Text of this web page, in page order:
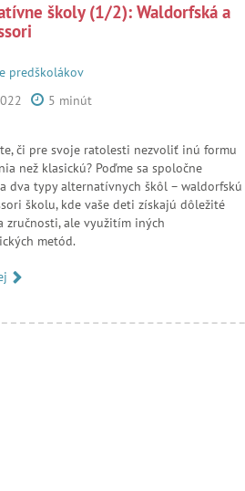
školy (1/2): Waldorfská a
predškolákov
5 minút
či pre svoje ratolesti nezvoliť inú formu
než klasickú? Poďme sa spoločne
dva typy alternatívnych škôl – waldorfskú
školu, kde vaše deti získajú dôležité
zručnosti, ale využitím iných
metód.